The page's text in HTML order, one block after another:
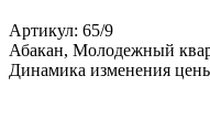
Артикул: 65/9
Абакан, Молодежный
Динамика изменения